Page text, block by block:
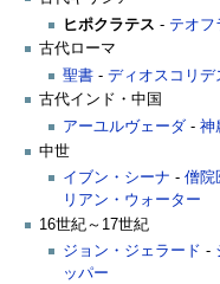
動
ヒポクラテス - テオフ
古代ローマ
聖書 -ディオスコリデ
古代インド・中国
アーユルヴェーダ -神
中世
イブン・シーナ -僧院
リアン・ウォーター
16世紀～17世紀
ジョン・ジェラード -
ッパー